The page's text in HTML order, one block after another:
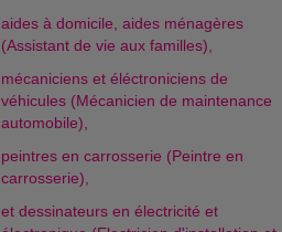
aides à domicile, aides ménagères
(Assistant de vie aux familles),
mécaniciens et éléctroniciens de
véhicules (Mécanicien de maintenance
automobile),
peintres en carrosserie (Peintre en
carrosserie),
et dessinateurs en électricité et